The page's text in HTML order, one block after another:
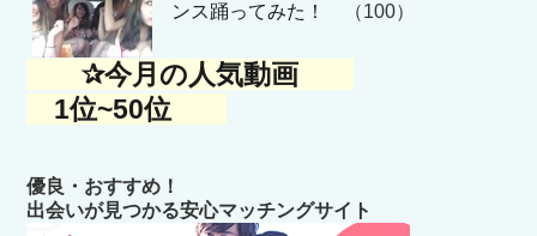
ンス踊ってみた！
（100）
✰今月の人気動画
1位~50位
優良・おすすめ！
出会いが見つかる安心マッチングサイト